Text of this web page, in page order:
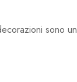
sono un